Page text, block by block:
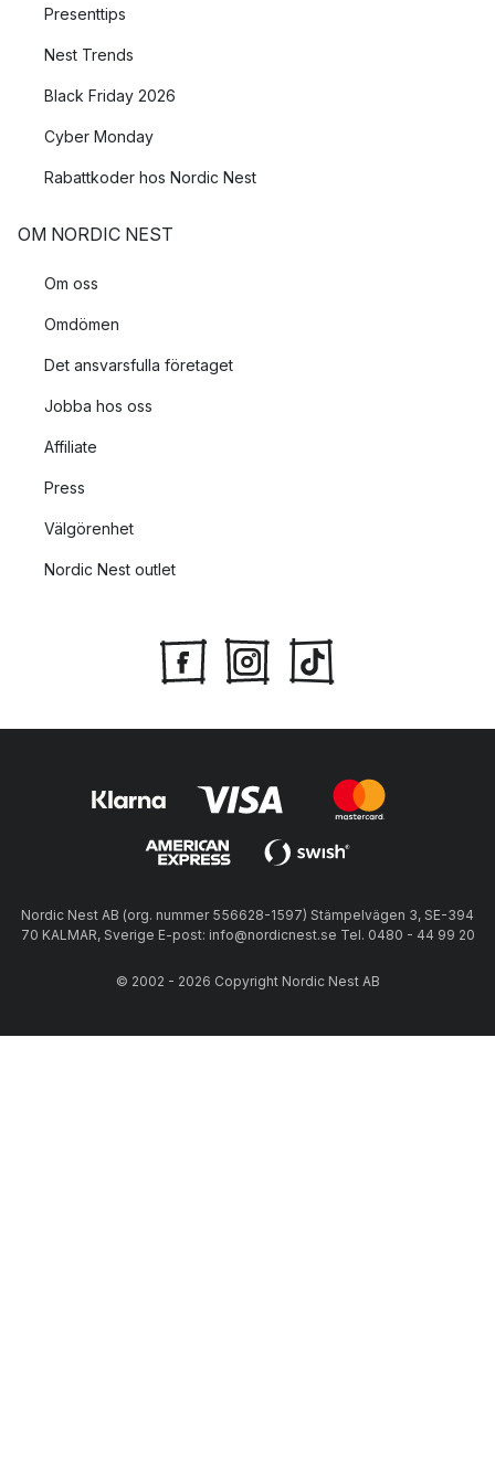
Presenttips
Nest Trends
Black Friday 2026
Cyber Monday
Rabattkoder hos Nordic Nest
OM NORDIC NEST
Om oss
Omdömen
Det ansvarsfulla företaget
Jobba hos oss
Affiliate
Press
Välgörenhet
Nordic Nest outlet
Nordic Nest AB (org. nummer 556628-1597) Stämpelvägen 3, SE-394
70 KALMAR, Sverige E-post: info@nordicnest.se Tel. 0480 - 44 99 20
© 2002 - 2026 Copyright Nordic Nest AB